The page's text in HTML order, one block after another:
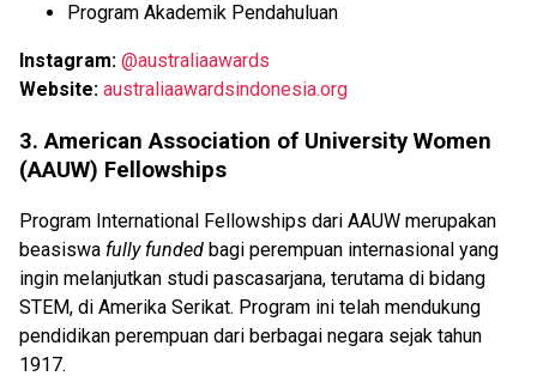
Program Akademik Pendahuluan
Instagram: @australiaawards
Website: australiaawardsindonesia.org
3. American Association of University Women
(AAUW) Fellowships
Program International Fellowships dari AAUW merupakan
beasiswa fully funded bagi perempuan internasional yang
ingin melanjutkan studi pascasarjana, terutama di bidang
STEM, di Amerika Serikat. Program ini telah mendukung
pendidikan perempuan dari berbagai negara sejak tahun
1917.